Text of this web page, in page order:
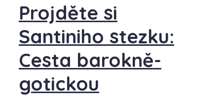
Projděte si
Santiniho stezku:
Cesta barokně-
gotickou